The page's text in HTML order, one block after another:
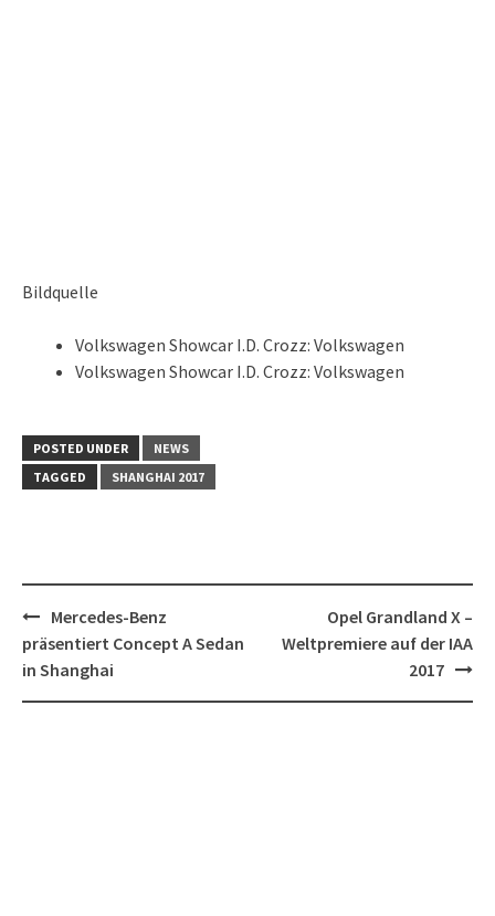
Bildquelle
Volkswagen Showcar I.D. Crozz: Volkswagen
Volkswagen Showcar I.D. Crozz: Volkswagen
POSTED UNDER
NEWS
TAGGED
SHANGHAI 2017
Post
navigation
Mercedes-Benz
präsentiert Concept A Sedan
in Shanghai
Opel Grandland X –
Weltpremiere auf der IAA
2017